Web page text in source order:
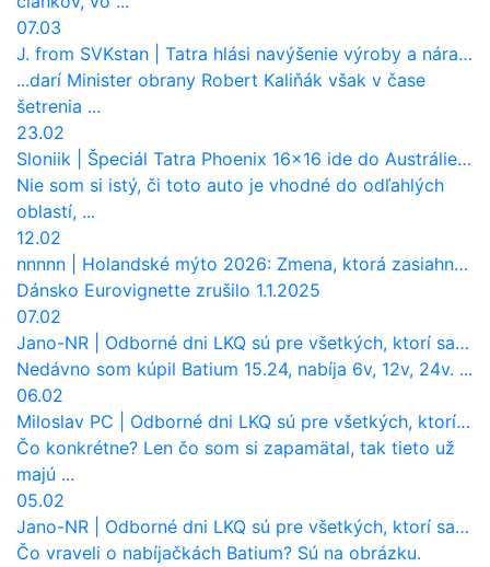
07.03
J. from SVKstan
Tatra hlási navýšenie výroby a nárast tržieb. Ktorí odberatelia sú kľúčoví?
...darí Minister obrany Robert Kaliňák však v čase
šetrenia ...
23.02
Sloniik
Špeciál Tatra Phoenix 16×16 ide do Austrálie. Na čo bude slúžiť?
Nie som si istý, či toto auto je vhodné do odľahlých
oblastí, ...
12.02
nnnnn
Holandské mýto 2026: Zmena, ktorá zasiahne slovenských dopravcov
Dánsko Eurovignette zrušilo 1.1.2025
07.02
Jano-NR
Odborné dni LKQ sú pre všetkých, ktorí sa chcú dozvedieť niečo viac
Nedávno som kúpil Batium 15.24, nabíja 6v, 12v, 24v. ...
06.02
Miloslav PC
Odborné dni LKQ sú pre všetkých, ktorí sa chcú dozvedieť niečo viac
Čo konkrétne? Len čo som si zapamätal, tak tieto už
majú ...
05.02
Jano-NR
Odborné dni LKQ sú pre všetkých, ktorí sa chcú dozvedieť niečo viac
Čo vraveli o nabíjačkách Batium? Sú na obrázku.